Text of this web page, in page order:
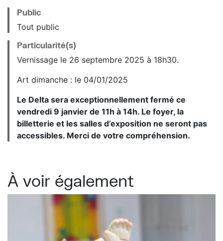
Public
Tout public
Particularité(s)
Vernissage le 26 septembre 2025 à 18h30.
Art dimanche : le 04/01/2025
Le Delta sera exceptionnellement fermé ce
vendredi 9 janvier de 11h à 14h. Le foyer, la
billetterie et les salles d’exposition ne seront pas
accessibles. Merci de votre compréhension.
À voir également